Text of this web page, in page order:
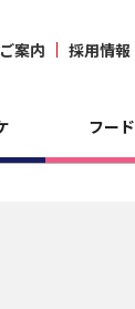
案内 採用情報
フード